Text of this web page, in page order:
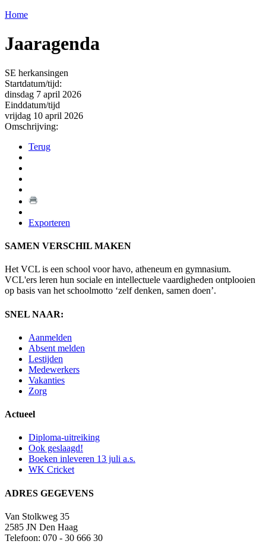
Home
Jaaragenda
SE herkansingen
Startdatum/tijd:
dinsdag 7 april 2026
Einddatum/tijd
vrijdag 10 april 2026
Omschrijving:
Terug
Exporteren
SAMEN VERSCHIL MAKEN
Het VCL is een school voor havo, atheneum en gymnasium.
VCL'ers leren hun sociale en intellectuele vaardigheden ontplooien
op basis van het schoolmotto ‘zelf denken, samen doen’.
SNEL NAAR:
Aanmelden
Absent melden
Lestijden
Medewerkers
Vakanties
Zorg
Actueel
Diploma-uitreiking
Ook geslaagd!
Boeken inleveren 13 juli a.s.
WK Cricket
ADRES GEGEVENS
Van Stolkweg 35
2585 JN Den Haag
Telefoon: 070 - 30 666 30